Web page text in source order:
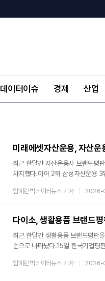
데이터이슈 경제 산업
미래에셋자산운용, 자산
최근 한달간 자산운용사 브랜드평
차지했다.이어 2위 삼성자산운용
소비자들의 참여와 미디어, 소통,
소비자들의 온라인 습관이 브랜
만들어진 지표이다.
임예린 빅데이터뉴스 기자 2026-
다이소, 생활용품 브랜드
최근 한달간 생활용품 브랜드평판
순으로 나타났다.15일 한국기업평
84,576,984개를 분석하여 소비자
임예린 빅데이터뉴스 기자 2026-